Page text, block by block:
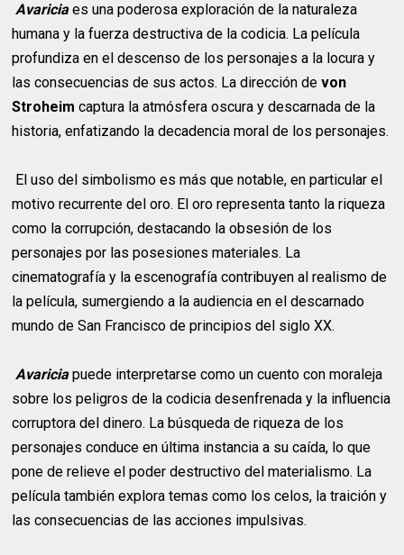
Avariciaes una poderosa exploración de la naturaleza
humana y la fuerza destructiva de la codicia. La película
profundiza en el descenso de los personajes a la locura y
las consecuencias de sus actos. La dirección devon
Stroheim captura la atmósfera oscura y descarnada de la
historia, enfatizando la decadencia moral de los personajes.
El uso del simbolismo es más que notable, en particular el
motivo recurrente del oro. El oro representa tanto la riqueza
como la corrupción, destacando la obsesión de los
personajes por las posesiones materiales. La
cinematografía y la escenografía contribuyen al realismo de
la película, sumergiendo a la audiencia en el descarnado
mundo de San Francisco de principios del siglo XX.
Avariciapuede interpretarse como un cuento con moraleja
sobre los peligros de la codicia desenfrenada y la influencia
corruptora del dinero. La búsqueda de riqueza de los
personajes conduce en última instancia a su caída, lo que
pone de relieve el poder destructivo del materialismo. La
película también explora temas como los celos, la traición y
las consecuencias de las acciones impulsivas.